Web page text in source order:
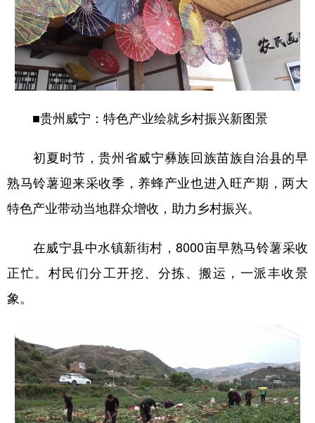
■贵州威宁：特色产业绘就乡村振兴新图景
初夏时节，贵州省威宁彝族回族苗族自治县的早
熟马铃薯迎来采收季，养蜂产业也进入旺产期，两大
特色产业带动当地群众增收，助力乡村振兴。
在威宁县中水镇新街村，8000亩早熟马铃薯采收
正忙。村民们分工开挖、分拣、搬运，一派丰收景
象。